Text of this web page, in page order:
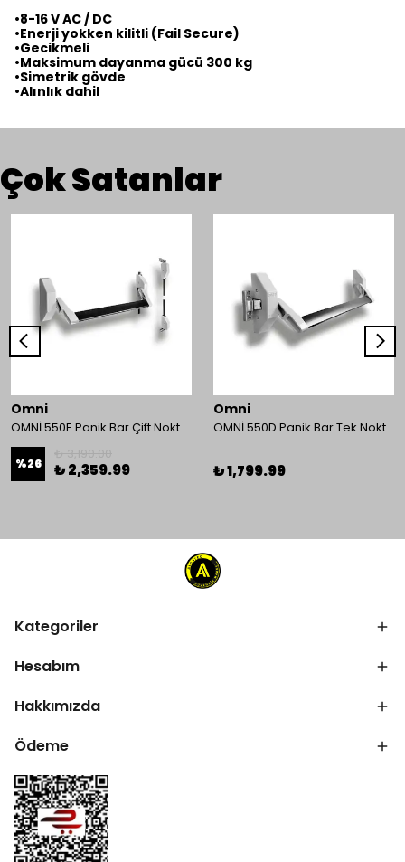
•8-16 V AC / DC
•Enerji yokken kilitli (Fail Secure)
•Gecikmeli
•Maksimum dayanma gücü 300 kg
•Simetrik gövde
•Alınlık dahil
Çok Satanlar
Omni
OMNİ 550E Panik Bar Çift Nokta Yüzey Tip
%26 ₺ 2,359.99
Omni
OMNİ 550D Panik Bar Tek Nokta Yüzey Tip
₺ 1,799.99
Kategoriler
Hesabım
Hakkımızda
Ödeme